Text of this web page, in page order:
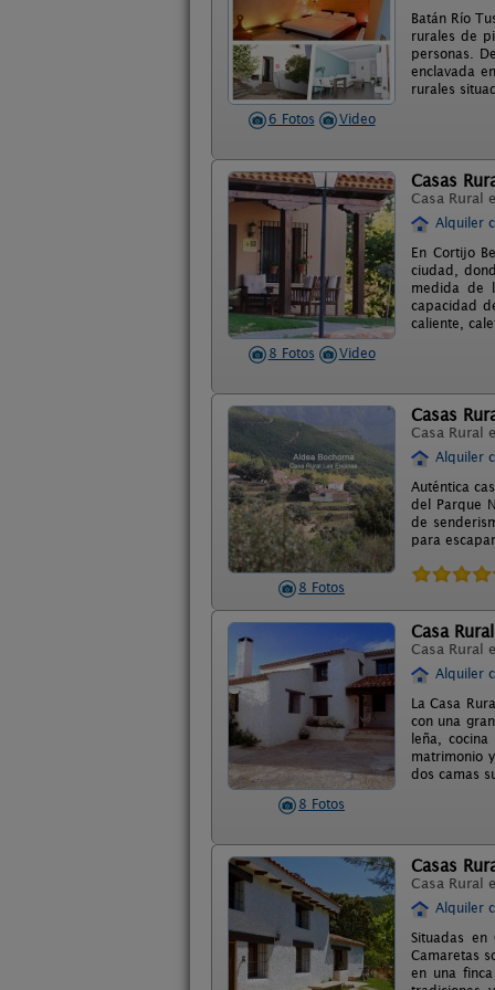
6 Fotos Video
Batán Río
rurales de
personas.
enclavada
rurales
8 Fotos Video
Casas
Casa Rural
Alquiler
En Cortijo
ciudad,
medida de
capacidad
caliente,
8 Fotos
Casas
Casa Rural
Alquiler
Auténtica
del Parque
de
para
8 Fotos
Casa
Casa Rural
Alquiler
La Casa
con una
leña,
matrimonio
dos camas
Casas
Casa Rural
Alquiler
Situadas
Camaretas
en una